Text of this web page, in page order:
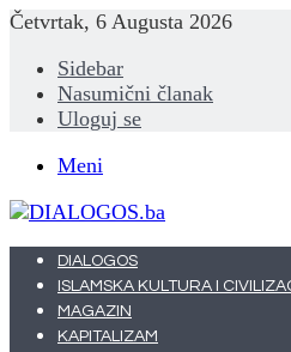
Četvrtak, 6 Augusta 2026
Sidebar
Nasumični članak
Uloguj se
Meni
DIALOGOS
ISLAMSKA KULTURA I
MAGAZIN
KAPITALIZAM